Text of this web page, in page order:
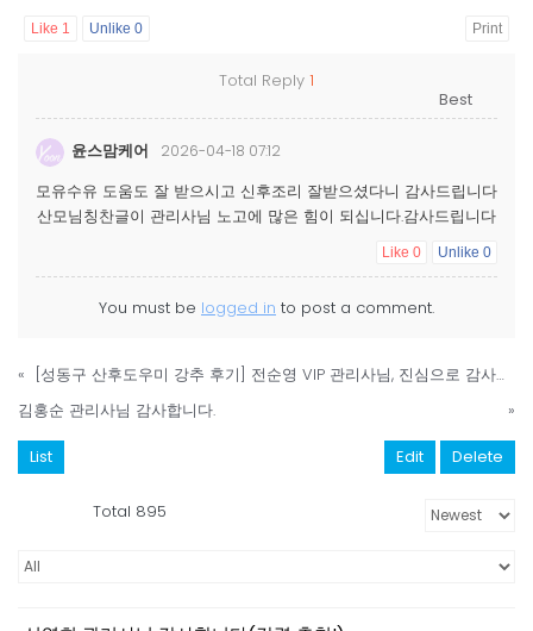
Like 1 Unlike 0 Print
Total Reply 1
윤스맘케어 2026-04-18 07:12
모유수유 도움도 잘 받으시고 신후조리 잘받으셨다니 감사드립니다
산모님칭찬글이 관리사님 노고에 많은 힘이 되십니다.감사드립니다
Like 0 Unlike 0
You must be logged in to post a comment.
«
​[성동구 산후도우미 강추 후기] 전순영 VIP 관리사님, 진심으로 감사드립니다.
김홍순 관리사님 감사합니다.
»
List Edit Delete
Total 895